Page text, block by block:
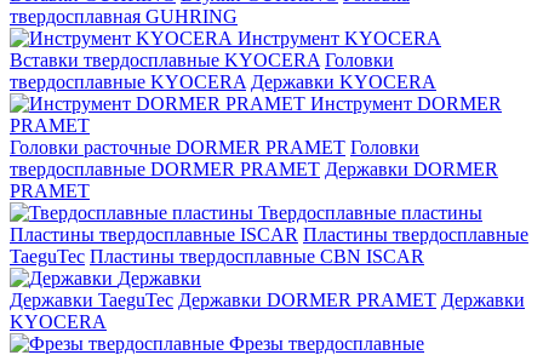
твердосплавная GUHRING
Инструмент KYOCERA
Вставки твердосплавные KYOCERA Головки
твердосплавные KYOCERA Державки KYOCERA
Инструмент DORMER
PRAMET
Головки расточные DORMER PRAMET Головки
твердосплавные DORMER PRAMET Державки DORMER
PRAMET
Твердосплавные пластины
Пластины твердосплавные ISCAR Пластины твердосплавные
TaeguTec Пластины твердосплавные CBN ISCAR
Державки
Державки TaeguTec Державки DORMER PRAMET Державки
KYOCERA
Фрезы твердосплавные